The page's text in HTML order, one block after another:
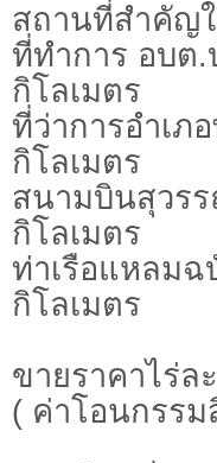
สถานที่สำคัญ
ที่ทำการ อบต.
กิโลเมตร
ที่ว่าการอำ
กิโลเมตร
สนามบินสุว
กิโลเมตร
ท่าเรือแหล
กิโลเมตร
ขายราคาไร่ล
( ค่าโอนกรร